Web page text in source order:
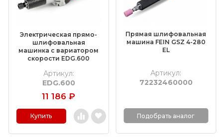
Дополнительные комплектующие
Средства индивидуальной защиты
Очистители и средства для ухода за
Полировальные материалы
Абразивные материалы
Электрическая прямо-
шлифовальная
машинка с вариатором
скорости EDG.600
Артикул:
EDG.600
11 186 ₽
Купить
Прямая шлифовальная
машина FEIN GSZ 4-280
EL
Артикул:
72232460000
Подобрать аналог